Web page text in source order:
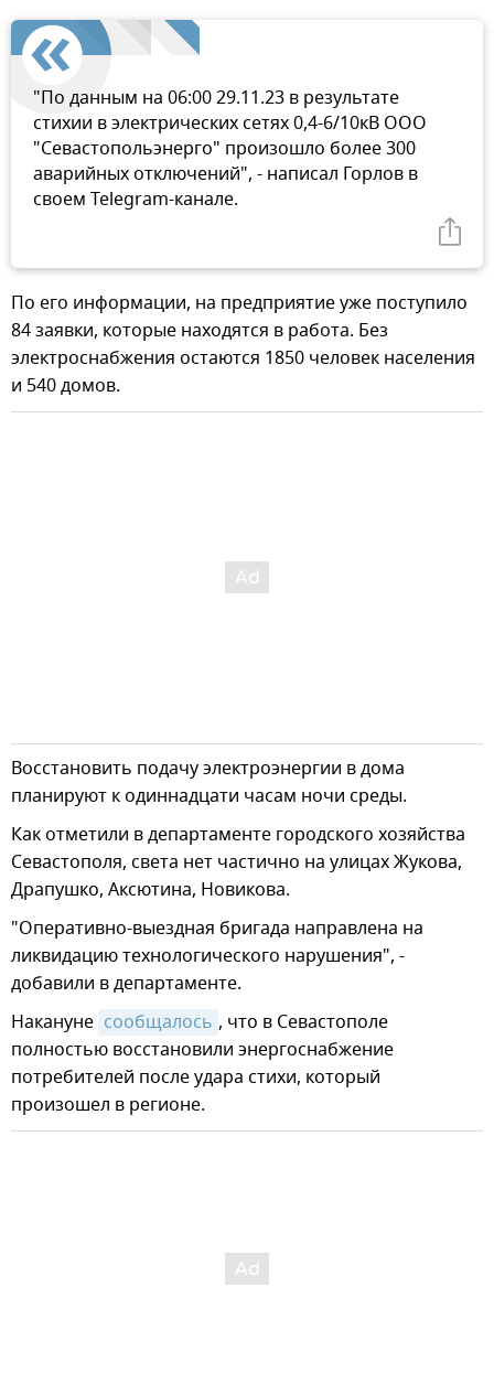
"По данным на 06:00 29.11.23 в результате
стихии в электрических сетях 0,4-6/10кВ ООО
"Севастопольэнерго" произошло более 300
аварийных отключений", - написал Горлов в
своем Telegram-канале.
По его информации, на предприятие уже поступило
84 заявки, которые находятся в работа. Без
электроснабжения остаются 1850 человек населения
и 540 домов.
Восстановить подачу электроэнергии в дома
планируют к одиннадцати часам ночи среды.
Как отметили в департаменте городского хозяйства
Севастополя, света нет частично на улицах Жукова,
Драпушко, Аксютина, Новикова.
"Оперативно-выездная бригада направлена на
ликвидацию технологического нарушения", -
добавили в департаменте.
Накануне сообщалось , что в Севастополе
полностью восстановили энергоснабжение
потребителей после удара стихи, который
произошел в регионе.